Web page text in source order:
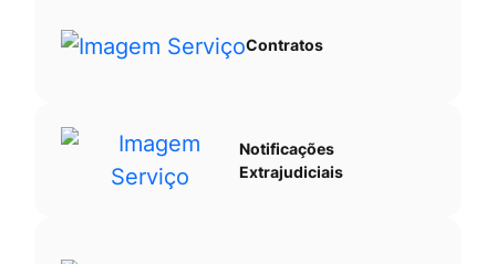
Contratos
Notificações
Extrajudiciais